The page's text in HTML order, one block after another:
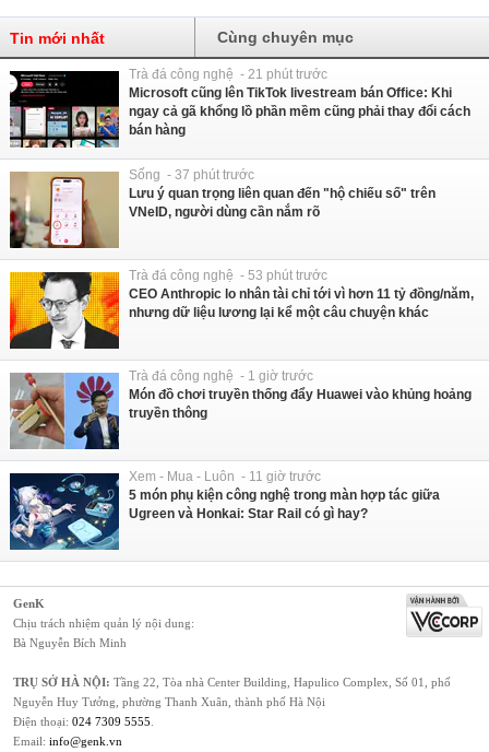
Tin mới nhất Cùng chuyên mục
Trà đá công nghệ - 21 phút trước
Microsoft cũng lên TikTok livestream bán Office: Khi
ngay cả gã khổng lồ phần mềm cũng phải thay đổi cách
bán hàng
Sống - 37 phút trước
Lưu ý quan trọng liên quan đến "hộ chiếu số" trên
VNeID, người dùng cần nắm rõ
Trà đá công nghệ - 53 phút trước
CEO Anthropic lo nhân tài chỉ tới vì hơn 11 tỷ đồng/năm,
nhưng dữ liệu lương lại kể một câu chuyện khác
Trà đá công nghệ - 1 giờ trước
Món đồ chơi truyền thống đẩy Huawei vào khủng hoảng
truyền thông
Xem - Mua - Luôn - 11 giờ trước
5 món phụ kiện công nghệ trong màn hợp tác giữa
Ugreen và Honkai: Star Rail có gì hay?
GenK
Chịu trách nhiệm quản lý nội dung:
Bà Nguyễn Bích Minh
TRỤ SỞ HÀ NỘI: Tầng 22, Tòa nhà Center Building, Hapulico Complex, Số 01, phố
Nguyễn Huy Tưởng, phường Thanh Xuân, thành phố Hà Nội
Điện thoại: 024 7309 5555
Email: info@genk.vn